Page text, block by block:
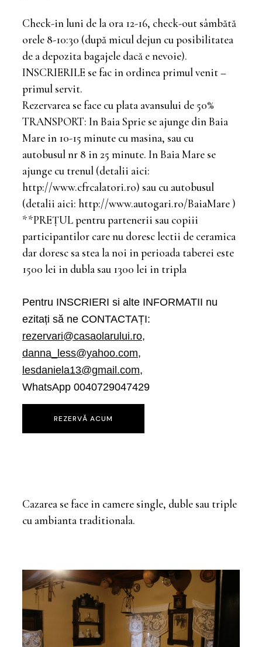
Check-in luni de la ora 12-16, check-out sâmbătă
orele 8-10:30 (după micul dejun cu posibilitatea
de a depozita bagajele dacă e nevoie).
INSCRIERILE se fac in ordinea primul venit –
primul servit.
Rezervarea se face cu plata avansului de 50%
TRANSPORT: In Baia Sprie se ajunge din Baia
Mare in 10-15 minute cu masina, sau cu
autobusul nr 8 in 25 minute. In Baia Mare se
ajunge cu trenul (detalii aici:
http://www.cfrcalatori.ro) sau cu autobusul
(detalii aici: http://www.autogari.ro/BaiaMare )
**PREȚUL pentru partenerii sau copiii
participantilor care nu doresc lectii de ceramica
dar doresc sa stea la noi in perioada taberei este
1500 lei in dubla sau 1300 lei in tripla
Pentru INSCRIERI si alte INFORMATII nu
ezitați să ne CONTACTAȚI:
rezervari@casaolarului.ro,
danna_less@yahoo.com,
lesdaniela13@gmail.com,
WhatsApp 0040729047429
REZERVĂ ACUM
Cazarea se face in camere single, duble sau triple
cu ambianta traditionala.